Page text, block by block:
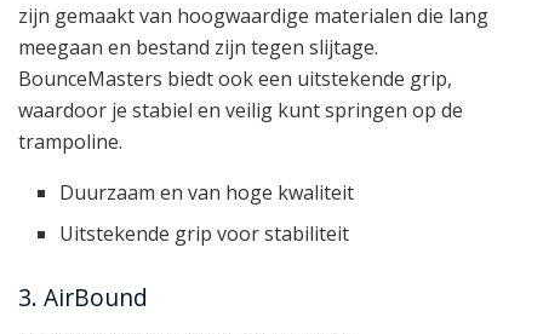
zijn gemaakt van hoogwaardige materialen die lang
meegaan en bestand zijn tegen slijtage.
BounceMasters biedt ook een uitstekende grip,
waardoor je stabiel en veilig kunt springen op de
trampoline.
Duurzaam en van hoge kwaliteit
Uitstekende grip voor stabiliteit
3. AirBound